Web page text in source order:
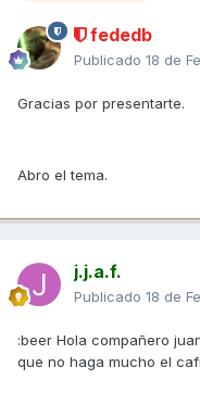
fededb
Publicado 18 de
Gracias por presentarte.
Abro el tema.
j.j.a.f.
Publicado 18 de
:beer Hola compañero
que no haga mucho el